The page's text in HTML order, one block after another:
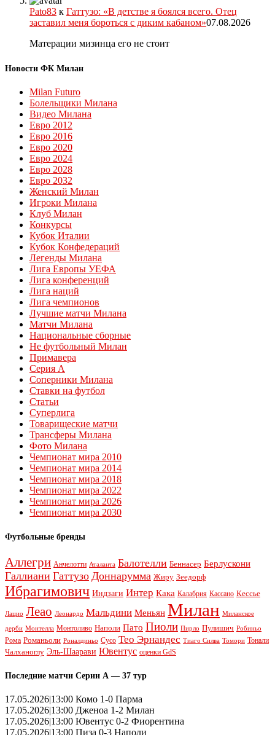
Pato83 к Гаттузо: «В детстве я боялся всего. Отец
заставил меня бороться с диким кабаном»07.08.2026
Матерации мизинца его не стоит
Новости ФК Милан
Milan Futuro
Болельщики Милана
Видео Милана
Евро 2012
Евро 2016
Евро 2020
Евро 2024
Евро 2028
Евро 2032
Женский Милан
Игроки Милана
Клуб Милан
Конкурсы
Кубок Италии
Кубок Конфедераций
Легенды Милана
Лига Европы УЕФА
Лига конференций
Лига наций
Лига чемпионов
Лучшие матчи Милана
Матчи Милана
Национальные сборные
Не футбольный Милан
Примавера
Серия А
Соперники Милана
Ставки на футбол
Статьи
Суперлига
Товарищеские матчи
Трансферы Милана
Фото Милана
Чемпионат мира 2010
Чемпионат мира 2014
Чемпионат мира 2018
Чемпионат мира 2022
Чемпионат мира 2026
Чемпионат мира 2030
Футбольные бренды
Аллегри Анчелотти Аталанта Балотелли Беннасер Берлускони
Галлиани Гаттузо Доннарумма Жиру Зеедорф
Ибрагимович Индзаги Интер Кака Калабрия Кассано Кессье
Лацио Леао Леонардо Мальдини Меньян Милан Миланское
дерби Монтелла Монтоливо Наполи Пато Пиоли Пирло Пулишич Робиньо
Рома Романьоли Роналдиньо Сусо Тео Эрнандес Тиаго Силва Томори Тонали
Чалханоглу Эль-Шаарави Ювентус оценки GdS
Последние матчи Серии А — 37 тур
17.05.2026|13:00 Комо 1-0 Парма
17.05.2026|13:00 Дженоа 1-2 Милан
17.05.2026|13:00 Ювентус 0-2 Фиорентина
17.05.2026|13:00 Пиза 0-3 Наполи